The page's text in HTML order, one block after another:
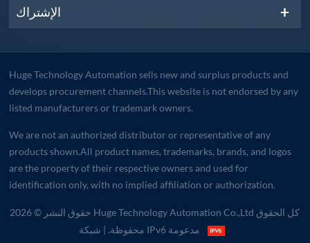
الإشتراك
Huge Technology Automation sells new and surplus products and
develops procurement channels.This website is not endorsed by any
listed manufacturers or trademark owners.
We are not an authorized distributor or representative of any
products shown.All product names, trademarks, brands, and logos
are the property of their respective owners and used for
identification only, with no implied affiliation or authorization.
حقوق النشر © 2026 Huge Technology Automation Co.,Ltd كل الحقوق
محفوظة.